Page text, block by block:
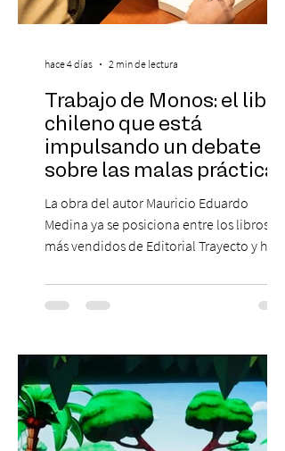
Trabajo de Monos: el libro
chileno que está
impulsando un debate
sobre las malas prácticas
laborales y el futuro del
trabajo
La obra del autor Mauricio Eduardo
Medina ya se posiciona entre los libros
más vendidos de Editorial Trayecto y ha
para mejorar los procesos de selección
laboral en Chile. En un contexto donde el
experiencias laborales forman parte de la
realidad de miles de trabajadores, Trabajo
de Monos – Reflexiones de la Selva
Corporativa, del autor Mauricio Eduardo
Medina, ha trascendido el ámbito editorial
hace 4 días 2 min de lectura